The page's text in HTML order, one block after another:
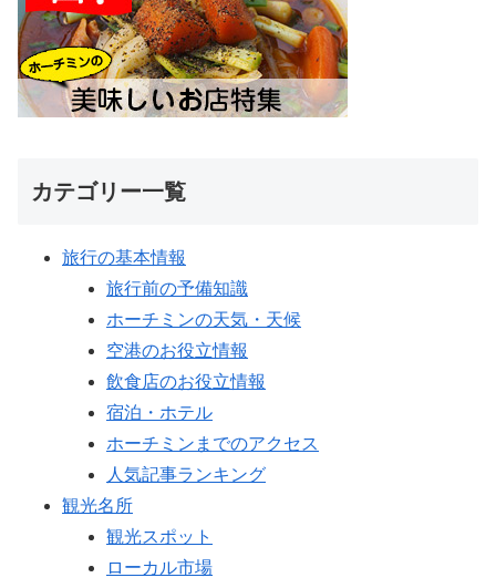
カテゴリー一覧
旅行の基本情報
旅行前の予備知識
ホーチミンの天気・天候
空港のお役立情報
飲食店のお役立情報
宿泊・ホテル
ホーチミンまでのアクセス
人気記事ランキング
観光名所
観光スポット
ローカル市場